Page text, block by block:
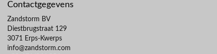
Contactgegevens
Zandstorm BV
Diestbrugstraat 129
3071 Erps-Kwerps
info@zandstorm.com